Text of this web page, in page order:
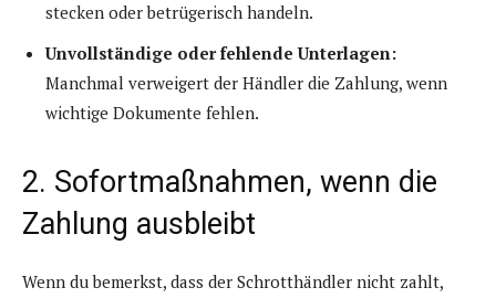
stecken oder betrügerisch handeln.
Unvollständige oder fehlende Unterlagen:
Manchmal verweigert der Händler die Zahlung, wenn
wichtige Dokumente fehlen.
2. Sofortmaßnahmen, wenn die
Zahlung ausbleibt
Wenn du bemerkst, dass der Schrotthändler nicht zahlt,